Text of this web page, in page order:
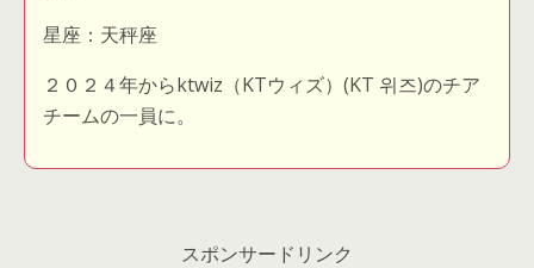
星座：天秤座
２０２４年からktwiz（KTウィズ）(KT 위즈)のチア
チームの一員に。
スポンサードリンク